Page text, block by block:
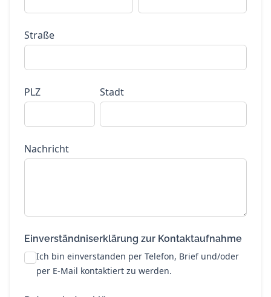
Straße
PLZ Stadt
Nachricht
Einverständniserklärung zur Kontaktaufnahme
Ich bin einverstanden per Telefon, Brief und/oder
per E-Mail kontaktiert zu werden.